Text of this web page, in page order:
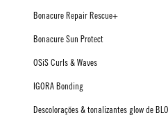
Bonacure Repair Rescue+
Bonacure Sun Protect
OSiS Curls & Waves
IGORA Bonding
Descolorações & tonalizantes glow de